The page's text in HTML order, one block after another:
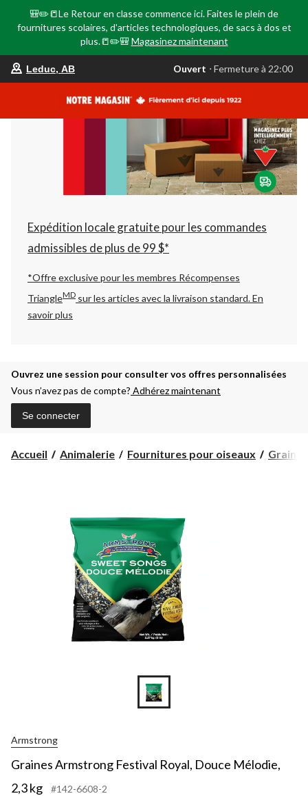
🎒✏️📒Le Retour en classe commence ici. Faites le plein de
fournitures scolaires, d'articles technologiques, de sacs à dos et
plus.📒✏️🎒 Magasinez maintenant
votre
est
AB,
Ouvert,
Fermeture
à
22:00
changer
Leduc, AB Ouvert ⋅ Fermeture à 22:00
Expédition locale gratuite pour les commandes
admissibles de plus de 99 $*
*Offre exclusive pour les membres Récompenses
TriangleMD sur les articles avec la livraison standard.En
savoir plus
Ouvrez une session pour consulter vos offres personnalisées
Vous n’avez pas de compte? Adhérez maintenant
Se connecter
Accueil Animalerie Fournitures pour oiseaux
Armstrong
Graines Armstrong Festival Royal, Douce Mélodie,
2,3 kg
#142-6608-2